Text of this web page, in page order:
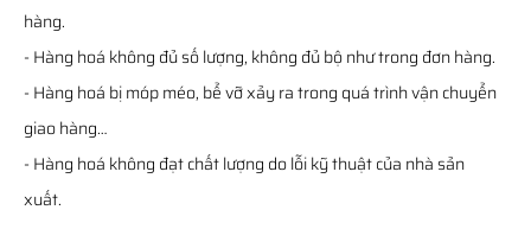
hàng.
- Hàng hoá không đủ số lượng, không đủ bộ như trong đơn hàng.
- Hàng hoá bị móp méo, bể vỡ xảy ra trong quá trình vận chuyển
giao hàng…
- Hàng hoá không đạt chất lượng do lỗi kỹ thuật của nhà sản
xuất.